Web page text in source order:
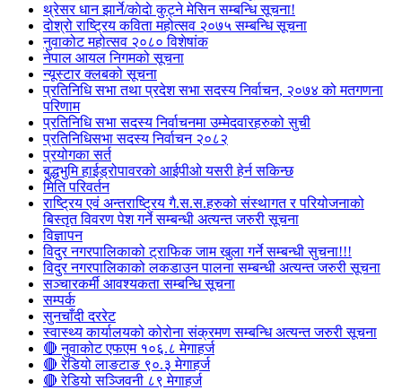
थ्रेसर धान झार्ने/काेदाे कुट्ने मेसिन सम्बन्धि सूचना!
दोश्रो राष्ट्रिय कविता महोत्सव २०७५ सम्बन्धि सूचना
नुवाकोट महोत्सव २०८० विशेषांक
नेपाल आयल निगमको सूचना
न्यूस्टार क्लबको सूचना
प्रतिनिधि सभा तथा प्रदेश सभा सदस्य निर्वाचन, २०७४ को मतगणना
परिणाम
प्रतिनिधि सभा सदस्य निर्वाचनमा उम्मेदवारहरुको सुची
प्रतिनिधिसभा सदस्य निर्वाचन २०८२
प्रयोगका सर्त
बुद्धभुमि हाईड्रोपावरको आईपीओ यसरी हेर्न सकिन्छ
मिति परिवर्तन
राष्ट्रिय एवं अन्तराष्ट्रिय गै.स.स.हरुको संस्थागत र परियोजनाको
बिस्तृत विवरण पेश गर्ने सम्बन्धी अत्यन्त जरुरी सूचना
विज्ञापन
विदुर नगरपालिकाको ट्राफिक जाम खुला गर्ने सम्बन्धी सुचना!!!
विदुर नगरपालिकाको लकडाउन पालना सम्बन्धी अत्यन्त जरुरी सूचना
सञ्चारकर्मी आवश्यकता सम्बन्धि सूचना
सम्पर्क
सुनचाँदी दररेट
स्वास्थ्य कार्यालयको कोरोना संक्रमण सम्बन्धि अत्यन्त जरुरी सूचना
🔴 नुवाकोट एफएम १०६.८ मेगाहर्ज
🔴 रेडियो लाङटाङ ९०.३ मेगाहर्ज
🔴 रेडियो सञ्जिवनी ८९ मेगाहर्ज